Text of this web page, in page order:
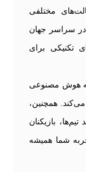
مختلفی
در سراسر جهان
تکنیکی برای
هوش مصنوعی
همچنین،
بازیکنان
شما همیشه